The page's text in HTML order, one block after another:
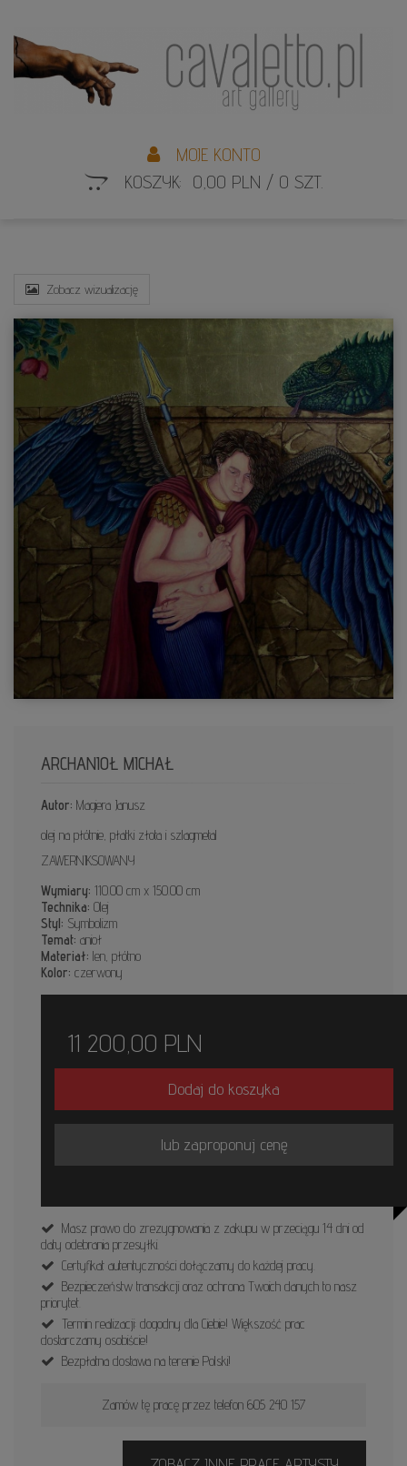
MOJE KONTO
KOSZYK: 0,00 PLN / 0 SZT.
Zobacz wizualizację
ARCHANIOŁ MICHAŁ
Autor: Magiera Janusz
olej na płótnie, płatki złota i szlagmetal
ZAWERNIKSOWANY
Wymiary: 110.00 cm x 150.00 cm
Technika: Olej
Styl: Symbolizm
Temat: anioł
Materiał: len, płótno
Kolor: czerwony
11 200,00 PLN
Dodaj do koszyka
lub zaproponuj cenę
Masz prawo do zrezygnowania z zakupu w przeciągu 14 dni od
daty odebrania przesyłki.
Certyfikat autentyczności dołączamy do każdej pracy.
Bezpieczeństw transakcji oraz ochrona Twoich danych to nasz
priorytet.
Termin realizacji: dogodny dla Ciebie! Większość prac
dostarczamy osobiście!
Bezpłatna dostawa na terenie Polski!
Zamów tę pracę przez telefon 605 240 157